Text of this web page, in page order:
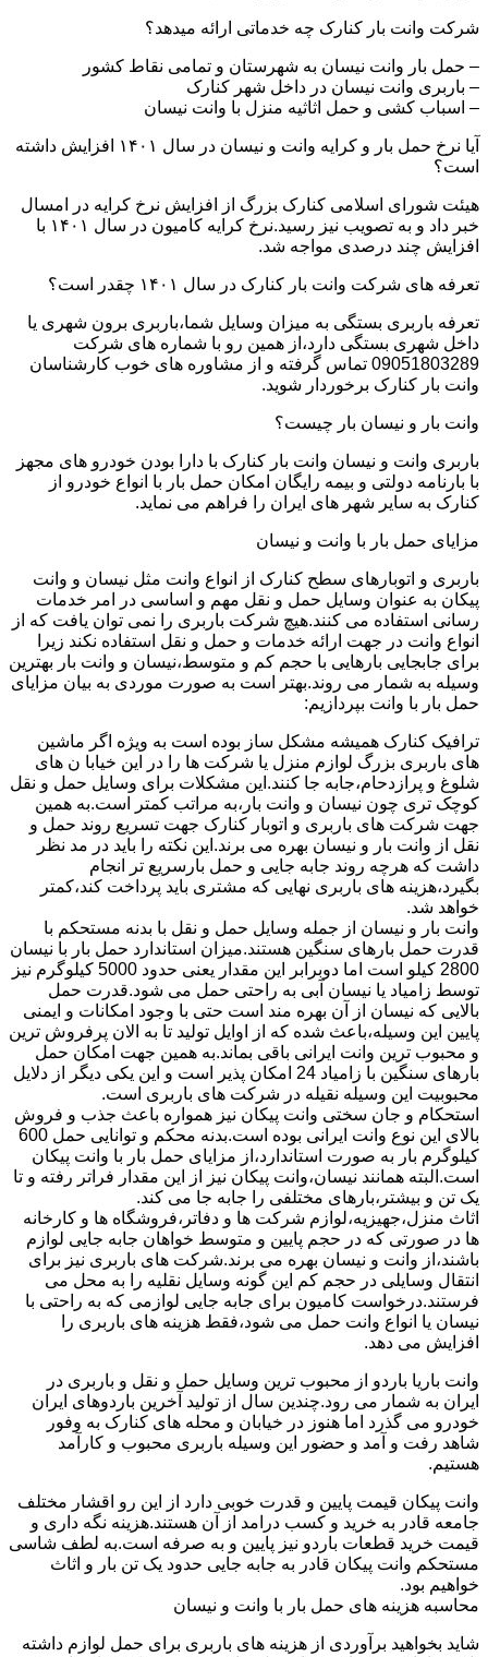
شرکت وانت بار کنارک چه خدماتی ارائه میدهد؟
– حمل بار وانت نیسان به شهرستان و تمامی نقاط کشور
– باربری وانت نیسان در داخل شهر کنارک
– اسباب کشی و حمل اثاثیه منزل با وانت نیسان
آیا نرخ حمل بار و کرایه وانت و نیسان در سال ۱۴۰۱ افزایش داشته
است؟
هیئت شورای اسلامی کنارک بزرگ از افزایش نرخ کرایه در امسال
خبر داد و به تصویب نیز رسید.نرخ کرایه کامیون در سال ۱۴۰۱ با
افزایش چند درصدی مواجه شد.
تعرفه های شرکت وانت بار کنارک در سال ۱۴۰۱ چقدر است؟
تعرفه باربری بستگی به میزان وسایل شما،باربری برون شهری یا
داخل شهری بستگی دارد،از همین رو با شماره های شرکت
09051803289 تماس گرفته و از مشاوره های خوب کارشناسان
وانت بار کنارک برخوردار شوید.
وانت بار و نیسان بار چیست؟
باربری وانت و نیسان وانت بار کنارک با دارا بودن خودرو های مجهز
با بارنامه دولتی و بیمه رایگان امکان حمل بار با انواع خودرو از
کنارک به سایر شهر های ایران را فراهم می نماید.
مزایای حمل بار با وانت و نیسان
باربری و اتوبارهای سطح کنارک از انواع وانت مثل نیسان و وانت
پیکان به عنوان وسایل حمل و نقل مهم و اساسی در امر خدمات
رسانی استفاده می کنند.هیچ شرکت باربری را نمی توان یافت که از
انواع وانت در جهت ارائه خدمات و حمل و نقل استفاده نکند زیرا
برای جابجایی بارهایی با حجم کم و متوسط،نیسان و وانت بار بهترین
وسیله به شمار می روند.بهتر است به صورت موردی به بیان مزایای
حمل بار با وانت بپردازیم:
ترافیک کنارک همیشه مشکل ساز بوده است به ویژه اگر ماشین
های باربری بزرگ لوازم منزل یا شرکت ها را در این خیابا ن های
شلوغ و پرازدحام،جابه جا کنند.این مشکلات برای وسایل حمل و نقل
کوچک تری چون نیسان و وانت بار،به مراتب کمتر است.به همین
جهت شرکت های باربری و اتوبار کنارک جهت تسریع روند حمل و
نقل از وانت بار و نیسان بهره می برند.این نکته را باید در مد نظر
داشت که هرچه روند جابه جایی و حمل بارسریع تر انجام
بگیرد،هزینه های باربری نهایی که مشتری باید پرداخت کند،کمتر
خواهد شد.
وانت بار و نیسان از جمله وسایل حمل و نقل با بدنه مستحکم با
قدرت حمل بارهای سنگین هستند.میزان استاندارد حمل بار با نیسان
2800 کیلو است اما دوبرابر این مقدار یعنی حدود 5000 کیلوگرم نیز
توسط زامیاد یا نیسان آبی به راحتی حمل می شود.قدرت حمل
بالایی که نیسان از آن بهره مند است حتی با وجود امکانات و ایمنی
پایین این وسیله،باعث شده که از اوایل تولید تا به الان پرفروش ترین
و محبوب ترین وانت ایرانی باقی بماند.به همین جهت امکان حمل
بارهای سنگین با زامیاد 24 امکان پذیر است و این یکی دیگر از دلایل
محبوبیت این وسیله نقیله در شرکت های باربری است.
استحکام و جان سختی وانت پیکان نیز همواره باعث جذب و فروش
بالای این نوع وانت ایرانی بوده است.بدنه محکم و توانایی حمل 600
کیلوگرم بار به صورت استاندارد،از مزایای حمل بار با وانت پیکان
است.البته همانند نیسان،وانت پیکان نیز از این مقدار فراتر رفته و تا
یک تن و بیشتر،بارهای مختلفی را جابه جا می کند.
اثاث منزل،جهیزیه،لوازم شرکت ها و دفاتر،فروشگاه ها و کارخانه
ها در صورتی که در حجم پایین و متوسط خواهان جابه جایی لوازم
باشند،از وانت و نیسان بهره می برند.شرکت های باربری نیز برای
انتقال وسایلی در حجم کم این گونه وسایل نقلیه را به محل می
فرستند.درخواست کامیون برای جابه جایی لوازمی که به راحتی با
نیسان یا انواع وانت حمل می شود،فقط هزینه های باربری را
افزایش می دهد.
وانت باریا باردو از محبوب ترین وسایل حمل و نقل و باربری در
ایران به شمار می رود.چندین سال از تولید آخرین باردوهای ایران
خودرو می گذرد اما هنوز در خیابان و محله های کنارک به وفور
شاهد رفت و آمد و حضور این وسیله باربری محبوب و کارآمد
هستیم.
وانت پیکان قیمت پایین و قدرت خوبی دارد از این رو اقشار مختلف
جامعه قادر به خرید و کسب درامد از آن هستند.هزینه نگه داری و
قیمت خرید قطعات باردو نیز پایین و به صرفه است.به لطف شاسی
مستحکم وانت پیکان قادر به جابه جایی حدود یک تن بار و اثاث
خواهیم بود.
محاسبه هزینه های حمل بار با وانت و نیسان
شاید بخواهید برآوردی از هزینه های باربری برای حمل لوازم داشته